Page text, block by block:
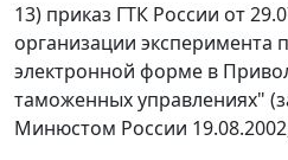
13) приказ ГТК России от
организации эксперимента
электронной форме в
таможенных управлениях"
Минюстом России